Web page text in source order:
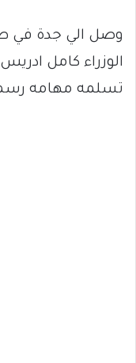
وصل الي جدة في
الوزراء كامل
تسلمه مهامه